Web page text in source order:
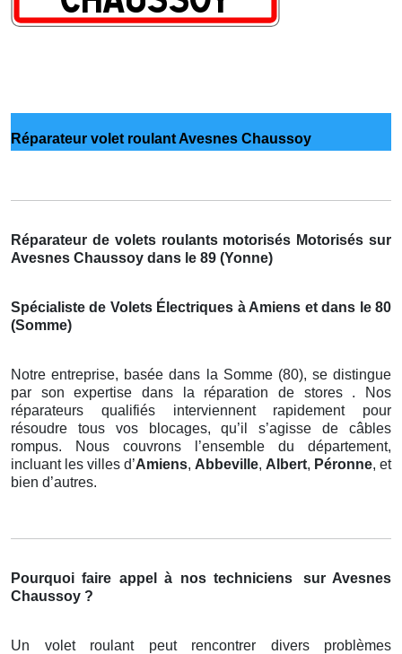
Réparateur volet roulant Avesnes Chaussoy
Réparateur de volets roulants motorisés Motorisés sur
Avesnes Chaussoy dans le 89 (Yonne)
Spécialiste de Volets Électriques à Amiens et dans le 80
(Somme)
Notre entreprise, basée dans la Somme (80), se distingue
par son expertise dans la réparation de stores . Nos
réparateurs qualifiés interviennent rapidement pour
résoudre tous vos blocages, qu’il s’agisse de câbles
rompus. Nous couvrons l’ensemble du département,
incluant les villes d’Amiens, Abbeville, Albert, Péronne, et
bien d’autres.
Pourquoi faire appel à nos techniciens
sur Avesnes
Chaussoy ?
Un volet roulant peut rencontrer divers problèmes